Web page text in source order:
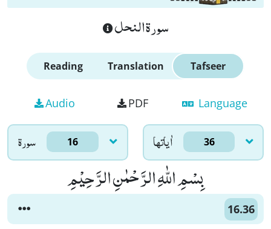
سورة النحل
Reading Translation Tafseer
Audio PDF Language
سورۃ 16 اٰياتها 36
بِسْمِ اللّٰهِ الرَّحْمٰنِ الرَّحِیْمِ
16.36